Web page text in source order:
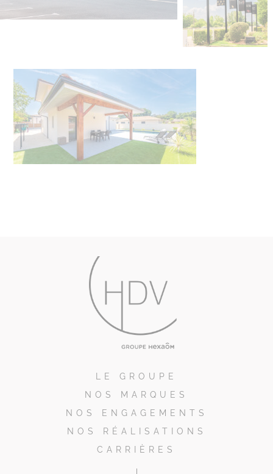
LE GROUPE
NOS MARQUES
NOS ENGAGEMENTS
NOS RÉALISATIONS
CARRIÈRES